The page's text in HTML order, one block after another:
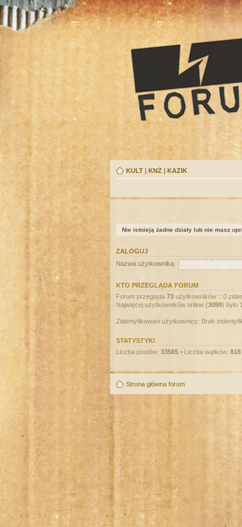
KULT | KNŻ | KAZIK
Nie istnieją żadne działy lub nie masz
ZALOGUJ
Nazwa użytkownika:
KTO PRZEGLĄDA FORUM
Forum przegląda 73 użytkowników :: 0
Najwięcej użytkowników online (3099) było
Zidentyfikowani użytkownicy: Brak
STATYSTYKI
Liczba postów: 33565 • Liczba wątków: 818
Strona główna forum